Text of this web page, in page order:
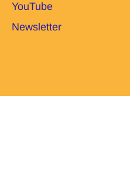
YouTube
Newsletter